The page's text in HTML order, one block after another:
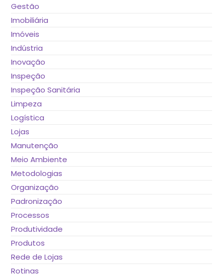
Gestão
Imobiliária
Imóveis
Indústria
Inovação
Inspeção
Inspeção Sanitária
Limpeza
Logística
Lojas
Manutenção
Meio Ambiente
Metodologias
Organização
Padronização
Processos
Produtividade
Produtos
Rede de Lojas
Rotinas